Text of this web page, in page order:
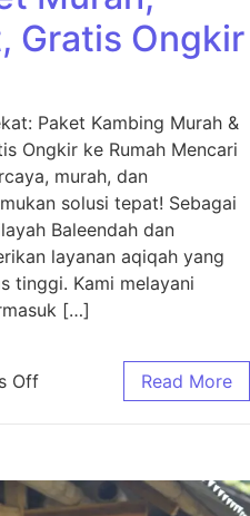
Gratis Ongkir
Paket Kambing Murah &
Ongkir ke Rumah Mencari
murah, dan
solusi tepat! Sebagai
Baleendah dan
layanan aqiqah yang
tinggi. Kami melayani
[…]
Off Read More